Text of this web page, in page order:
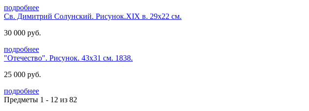
подробнее
Св. Димитрий Солунский. Рисунок.XIX в. 29х22 см.
30 000 руб.
подробнее
"Отечество". Рисунок. 43х31 см. 1838.
25 000 руб.
подробнее
Предметы 1 - 12 из 82